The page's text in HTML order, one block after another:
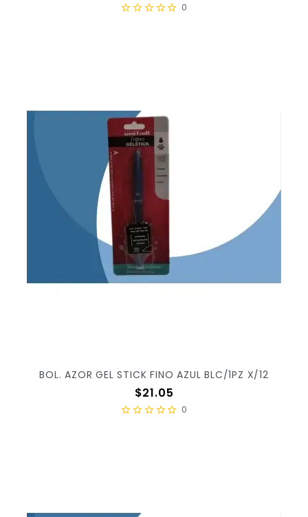
0
BOL. AZOR GEL STICK FINO AZUL BLC/1PZ X/12
Precio
$21.05
0